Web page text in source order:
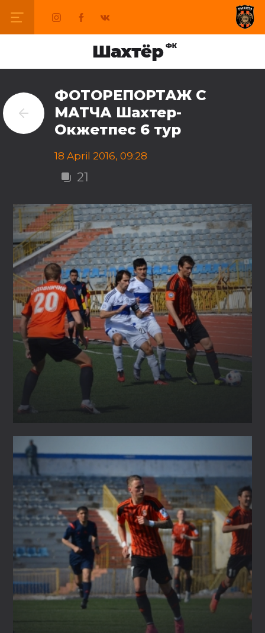
ФОТОРЕПОРТАЖ С
МАТЧА Шахтер-
Окжетпес 6 тур
18 April 2016, 09:28
21